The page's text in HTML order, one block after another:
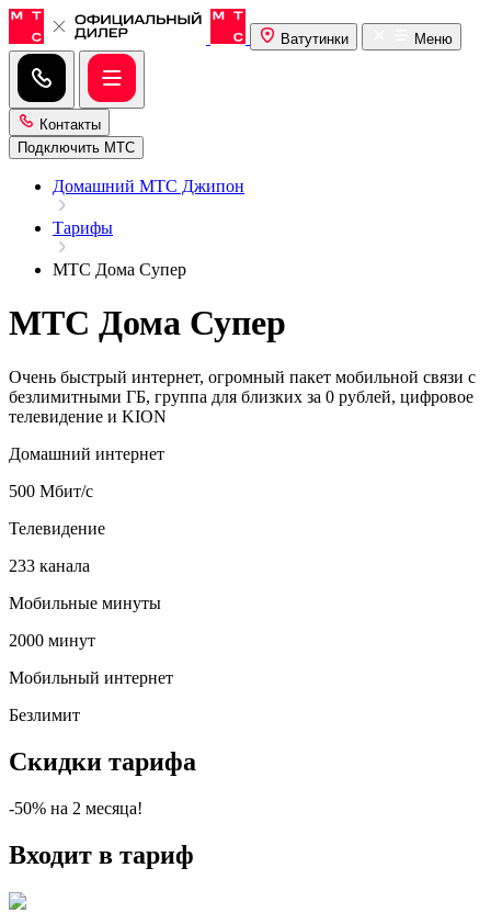
Ватутинки Меню
Контакты
Подключить МТС
Домашний МТС Джипон
Тарифы
МТС Дома Супер
МТС Дома Супер
Очень быстрый интернет, огромный пакет мобильной связи с
безлимитными ГБ, группа для близких за 0 рублей, цифровое
телевидение и KION
Домашний интернет
500 Мбит/с
Телевидение
233 канала
Мобильные минуты
2000 минут
Мобильный интернет
Безлимит
Скидки тарифа
-50% на 2 месяца!
Входит в тариф